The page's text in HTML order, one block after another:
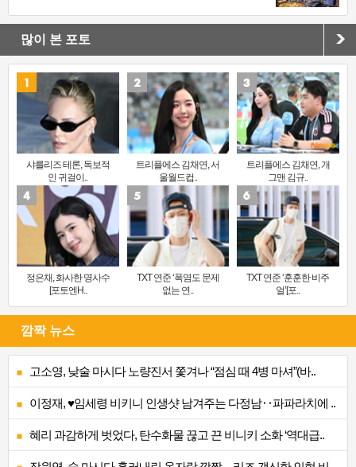
많이 본 포토
샤를리즈 테론, 독보적
인 귀걸이..
트리플에스 김채연, 서
울월드컵..
트리플에스 김채연, 개
그맨 김규..
정은채, 화사한 명사수
[포토엔H..
TXT 연준 ‘폭염도 문제
없는 연..
TXT 연준 ‘훈훈한 비주
얼’[포..
깜짝 뉴스
고소영, 낮술 마시다 노량진서 쫓겨나 “점심 때 4병 마셔”(바..
이정재, ♥임세령 비키니 인생샷 남겨주는 다정남‥파파라치에 ..
혜리 과감하게 벗었다, 탄수화물 끊고 끈 비니키 소화 ‘역대급..